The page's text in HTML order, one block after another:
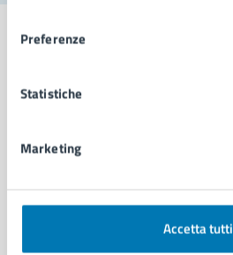
Preferenze
Statistiche
Marketing
Accetta tutti
Comune di Napoli
AMMINISTRAZIONE
Organi di governo